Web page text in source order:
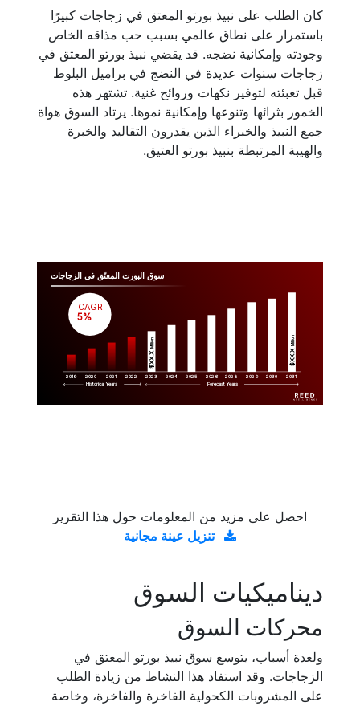
كان الطلب على نبيذ بورتو المعتق في زجاجات كبيرًا
باستمرار على نطاق عالمي بسبب حب مذاقه الخاص
وجودته وإمكانية نضجه. قد يقضي نبيذ بورتو المعتق في
زجاجات سنوات عديدة في النضج في براميل البلوط
قبل تعبئته لتوفير نكهات وروائح غنية. تشتهر هذه
الخمور بثرائها وتنوعها وإمكانية نموها. يرتاد السوق هواة
جمع النبيذ والخبراء الذين يقدرون التقاليد والخبرة
والهيبة المرتبطة بنبيذ بورتو العتيق.
سوق البورت المعتّق في الزجاجات
2019 2020 2021 2022 2023 2024 2025 2026 2028 2029 2030 2031
$XX.X
Million
$XX.X
Million
CAGR
5%
Historical Years Forecast Years
احصل على مزيد من المعلومات حول هذا التقرير
تنزيل عينة مجانية
ديناميكيات السوق
محركات السوق
ولعدة أسباب، يتوسع سوق نبيذ بورتو المعتق في
الزجاجات. وقد استفاد هذا النشاط من زيادة الطلب
على المشروبات الكحولية الفاخرة والفاخرة، وخاصة